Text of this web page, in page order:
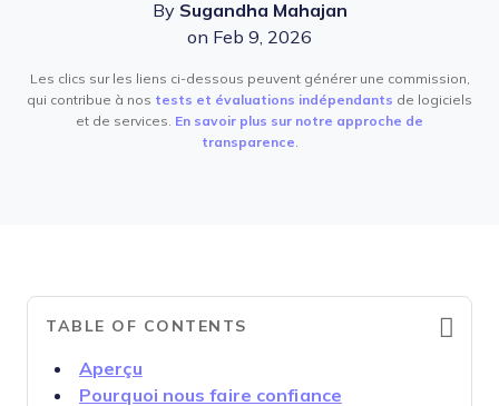
By Sugandha Mahajan
on Feb 9, 2026
Les clics sur les liens ci-dessous peuvent générer une commission,
qui contribue à nos tests et évaluations indépendants de logiciels
et de services. En savoir plus sur notre approche de
transparence.
TABLE OF CONTENTS
Aperçu
Pourquoi nous faire confiance